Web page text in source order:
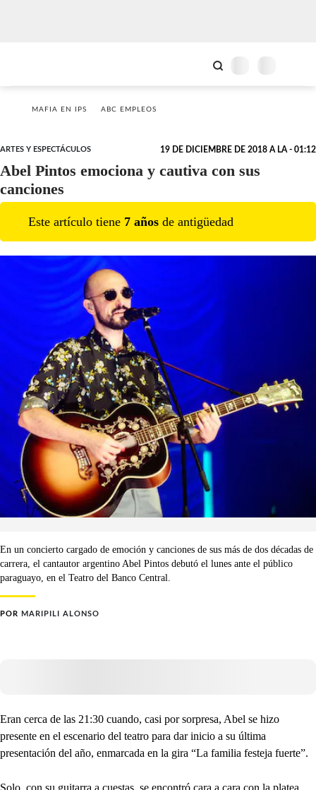
MAFIA EN IPS ABC EMPLEOS
ARTES Y ESPECTÁCULOS 19 DE DICIEMBRE DE 2018 A LA - 01:12
Abel Pintos emociona y cautiva con sus
canciones
Este artículo tiene 7 años de antigüedad
En un concierto cargado de emoción y canciones de sus más de dos décadas de
carrera, el cantautor argentino Abel Pintos debutó el lunes ante el público
paraguayo, en el Teatro del Banco Central.
POR MARIPILI ALONSO
Eran cerca de las 21:30 cuando, casi por sorpresa, Abel se hizo
presente en el escenario del teatro para dar inicio a su última
presentación del año, enmarcada en la gira “La familia festeja fuerte”.
Solo, con su guitarra a cuestas, se encontró cara a cara con la platea